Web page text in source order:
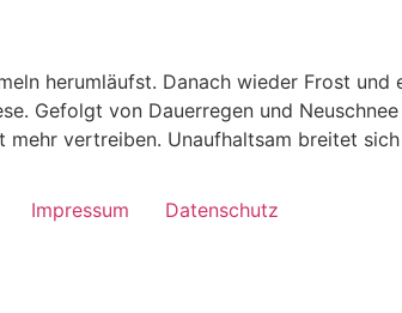
herumläufst. Danach wieder Frost
Gefolgt von Dauerregen und
vertreiben. Unaufhaltsam breitet
Impressum Datenschutz